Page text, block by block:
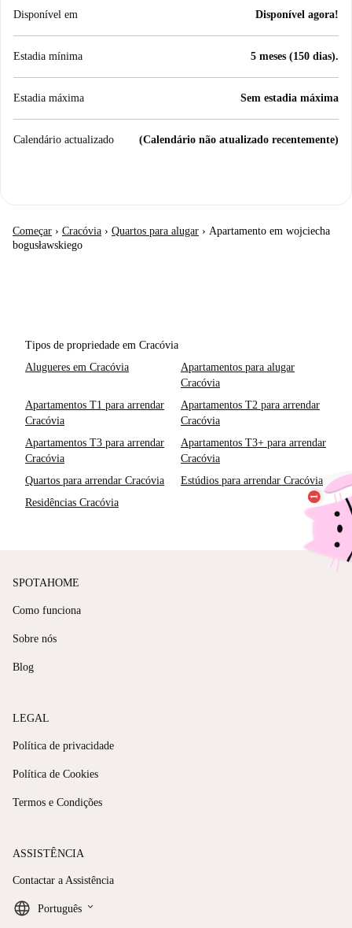
Disponível em Disponível agora!
Estadia mínima 5 meses (150 dias).
Estadia máxima Sem estadia máxima
Calendário actualizado (Calendário não atualizado recentemente)
Começar › Cracóvia › Quartos para alugar › Apartamento em wojciecha
bogusławskiego
Tipos de propriedade em Cracóvia
Alugueres em Cracóvia
Apartamentos para alugar
Cracóvia
Apartamentos T1 para arrendar
Cracóvia
Apartamentos T2 para arrendar
Cracóvia
Apartamentos T3 para arrendar
Cracóvia
Apartamentos T3+ para arrendar
Cracóvia
Quartos para arrendar Cracóvia
Estúdios para arrendar Cracóvia
Residências Cracóvia
SPOTAHOME
Como funciona
Sobre nós
Blog
LEGAL
Política de privacidade
Política de Cookies
Termos e Condições
ASSISTÊNCIA
Contactar a Assistência
Português keyboard_arrow_down